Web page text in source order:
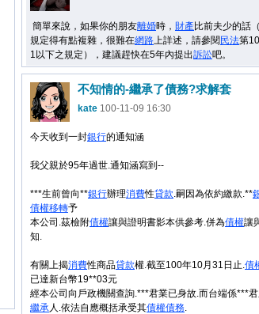
簡單來說，如果你的朋友離婚時， 財產比前夫少的話（
規定得有點複雜，很難在網路上詳述，請參閱 民法第
1以下之規定），建議趕快在5年內提出訴訟吧。
不知情的-繼承了債務?求解套
kate 100-11-09 16:30
今天收到一封銀行的通知涵
我父親於95年過世.通知涵寫到--
***生前曾向**銀行辦理消費性貸款.嗣因為依約繳款.**
債權移轉予
本公司.茲檢附債權讓與證明書影本供參考.併為債權讓
知.
有關上揭消費性商品貸款權.截至100年10月31日止.債
已達新台幣19**03元
經本公司向戶政機關查詢.***君業已身故.而台端係***
繼承人.依法自應概括承受其債權債務.